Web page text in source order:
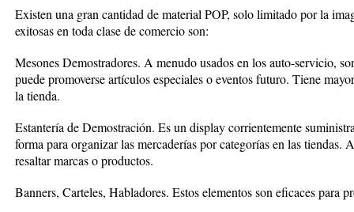
Existen una gran cantidad de material POP, solo limitado por la
exitosas en toda clase de comercio son:
Mesones Demostradores. A menudo usados en los auto-servicio,
puede promoverse artículos especiales o eventos futuro. Tiene
la tienda.
Estantería de Demostración. Es un display corrientemente
forma para organizar las mercaderías por categorías en las tiendas.
resaltar marcas o productos.
Banners, Carteles, Habladores. Estos elementos son eficaces para